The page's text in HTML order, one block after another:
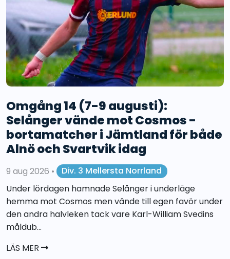
Omgång 14 (7-9 augusti):
Selånger vände mot Cosmos -
bortamatcher i Jämtland för både
Alnö och Svartvik idag
9 aug 2026 •
Div. 3 Mellersta Norrland
Under lördagen hamnade Selånger i underläge
hemma mot Cosmos men vände till egen favör under
den andra halvleken tack vare Karl-William Svedins
måldub...
LÄS MER